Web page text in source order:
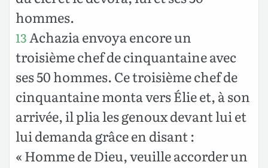
hommes.
13Achazia envoya encore un
troisième chef de cinquantaine avec
ses 50 hommes. Ce troisième chef de
cinquantaine monta vers Élie et, à son
arrivée, il plia les genoux devant lui et
lui demanda grâce en disant :
« Homme de Dieu, veuille accorder un